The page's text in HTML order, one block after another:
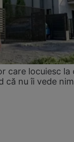
care locuiesc la
că nu îi vede